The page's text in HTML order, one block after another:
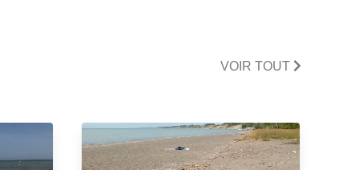
VOIR TOUT